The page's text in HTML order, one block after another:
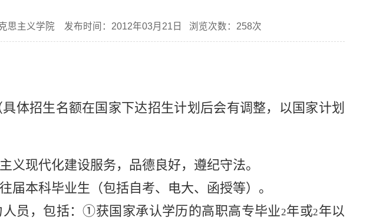
思主义学院 发布时间：2012年03月21日 浏览次数： 258次
体招生名额在国家下达招生计划后会有调整，以国家计划
义现代化建设服务，品德良好，遵纪守法。
届本科毕业生（包括自考、电大、函授等）。
员，包括：①获国家承认学历的高职高专毕业2年或2年以